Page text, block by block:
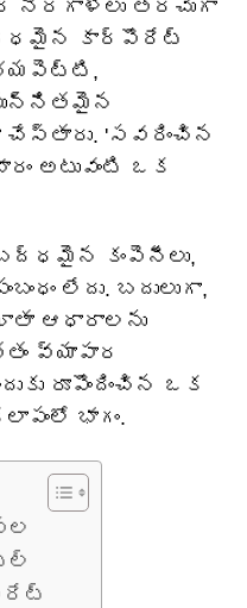
నేరగాళ్లు తరచుగా
కార్పొరేట్
'సవరించిన
అటువంటి ఒక
కంపెనీలు,
లేదు. బదులుగా,
ఆధారాలను
వ్యాపార
రూపొందించిన ఒక
భాగం.